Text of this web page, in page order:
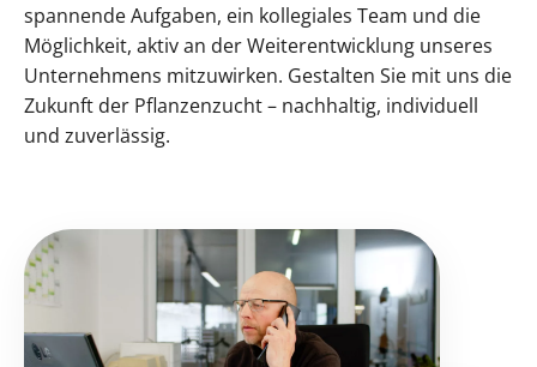
spannende Aufgaben, ein kollegiales Team und die
Möglichkeit, aktiv an der Weiterentwicklung unseres
Unternehmens mitzuwirken. Gestalten Sie mit uns die
Zukunft der Pflanzenzucht – nachhaltig, individuell
und zuverlässig.